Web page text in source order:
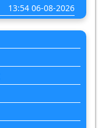
13:54 06-08-2026